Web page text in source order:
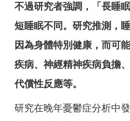
不過研究者強調，「長睡
短睡眠不同。研究推測，
因為身體特別健康，而可
疾病、神經精神疾病負擔
代償性反應等。
研究在晚年憂鬱症分析中